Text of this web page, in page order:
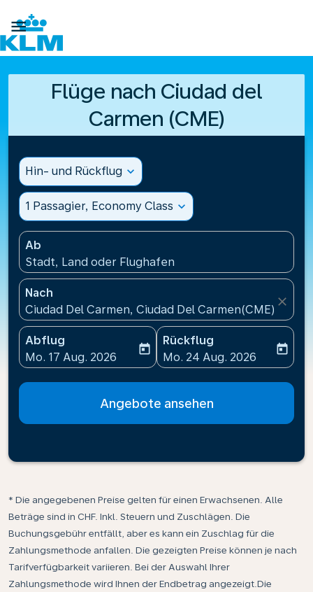

Flüge nach Ciudad del
Carmen (CME)
Hin- und Rückflug expand_more
1 Passagier, Economy Class expand_more
Ab
Stadt, Land oder Flughafen
Nach
Ciudad Del Carmen, Ciudad Del Carmen(CME),
close
Abflug
fc-booking-departure-date-aria-label
Mo. 17 Aug. 2026
today
Rückflug
fc-booking-return-date-
Mo. 24 Aug. 2026
today
Angebote ansehen
* Die angegebenen Preise gelten für einen Erwachsenen. Alle
Beträge sind in CHF. Inkl. Steuern und Zuschlägen. Die
Buchungsgebühr entfällt, aber es kann ein Zuschlag für die
Zahlungsmethode anfallen. Die gezeigten Preise können je nach
Tarifverfügbarkeit variieren. Bei der Auswahl Ihrer
Zahlungsmethode wird Ihnen der Endbetrag angezeigt.Die